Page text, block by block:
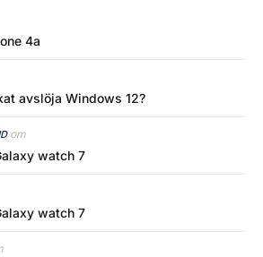
4a
avslöja Windows 12?
om
watch 7
watch 7